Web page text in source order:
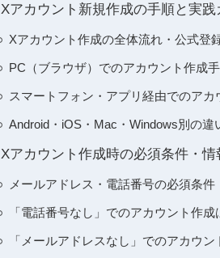
Xアカウント新規作成の手順と実践
Xアカウント作成の全体流れ・公式登
PC（ブラウザ）でのアカウント作成
スマートフォン・アプリ経由でのア
Android・iOS・Mac・Windows別の
Xアカウント作成時の必須条件・
メールアドレス・電話番号の必須条
「電話番号なし」でのアカウント作
「メールアドレスなし」でのアカウ